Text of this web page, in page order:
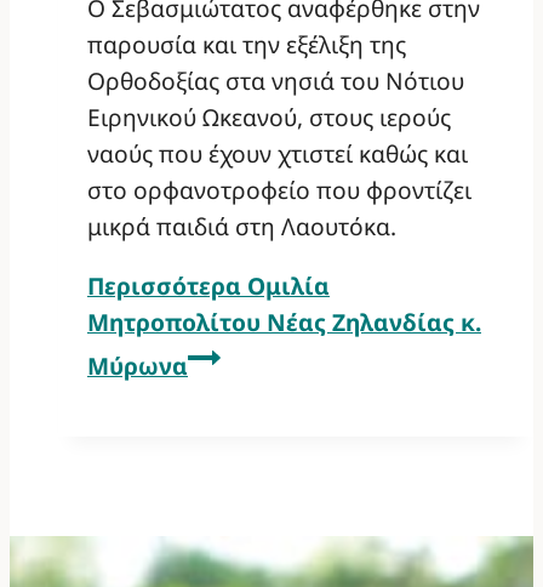
Ο Σεβασμιώτατος αναφέρθηκε στην
παρουσία και την εξέλιξη της
Ορθοδοξίας στα νησιά του Νότιου
Ειρηνικού Ωκεανού, στους ιερούς
ναούς που έχουν χτιστεί καθώς και
στο ορφανοτροφείο που φροντίζει
μικρά παιδιά στη Λαουτόκα.
Περισσότερα Ομιλία
Μητροπολίτου Νέας Ζηλανδίας κ.
Μύρωνα